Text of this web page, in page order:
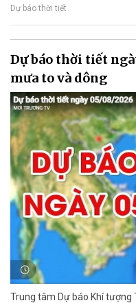
Dự báo thời tiết
Dự báo thời tiết
mưa to và dông
Trung tâm Dự báo Khí tượng